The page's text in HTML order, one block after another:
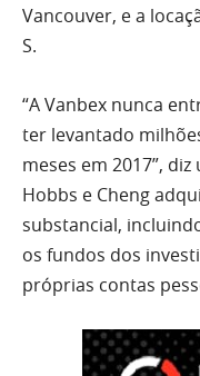
Vancouver, e a
S.
“A Vanbex nunca
ter levantado
meses em 2017”,
Hobbs e Cheng
substancial,
os fundos dos
próprias contas